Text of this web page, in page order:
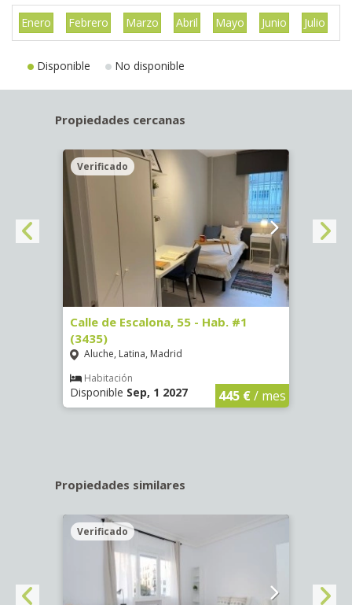
Enero Febrero Marzo Abril Mayo Junio Julio
Disponible No disponible
Propiedades cercanas
Verificado
Calle de Escalona, 55 - Hab. #1
(3435)
Aluche, Latina, Madrid
Habitación
Disponible Sep, 1 2027 445 €/ mes
Propiedades similares
Verificado